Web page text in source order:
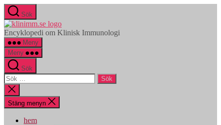
Hoppa
till
innehåll
Sök
klinimm.se
Encyklopedi om Klinisk Immunologi
Meny
Meny
Sök
Sök
efter:
Stäng
sökningen
Stäng menyn
hem